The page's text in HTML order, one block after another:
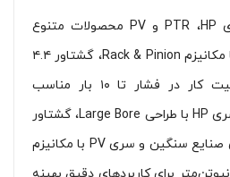
در سری‌های PTR ،‌HP و PV محصولات متنوع
ارائه می‌دهد. سری PTR با مکانیزم Rack & Pinion، گشتاور ۴.۴
تا ۲۵۷ نیوتن‌متر و قابلیت کار در فشار تا ۱۰ بار مناسب
کاربردهای عمومی است. سری HP با طراحی Large Bore، گشتاور
۵۰۸ تا ۱۱۳۰ نیوتن‌متر برای صنایع سنگین و سری PV با مکانیزم